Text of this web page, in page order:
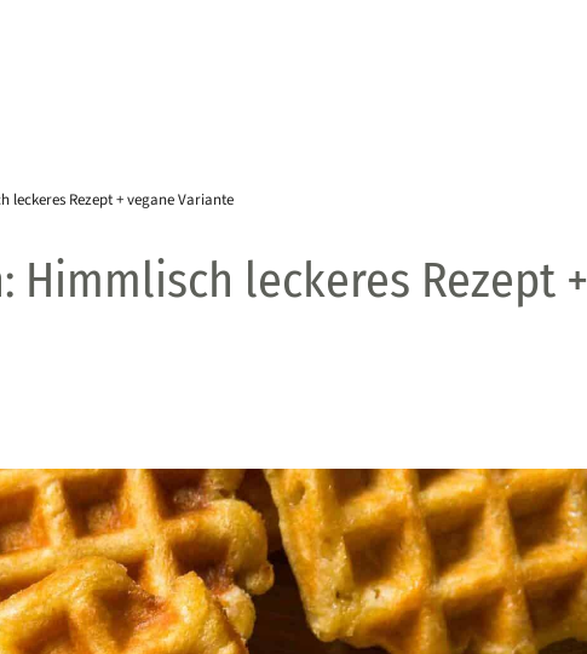
leckeres Rezept + vegane Variante
Himmlisch leckeres Rezept +